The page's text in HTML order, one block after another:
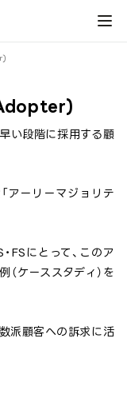
い段階に採用する顧
アーリーマジョリテ
FSにとって、このア
ケーススタディ）を
派顧客への訴求に活